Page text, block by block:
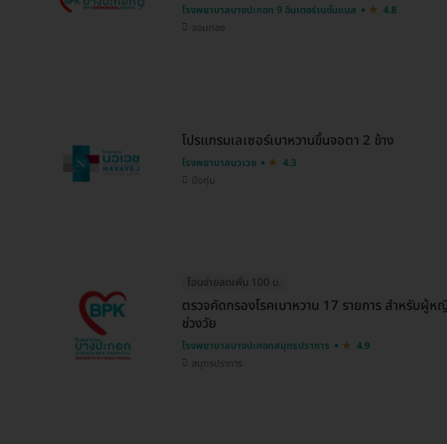
โรงพยาบาลบางปะกอก 9 อินเตอร์เนชั่นแนล
4.8
จอมทอง
โปรแกรมเลเซอร์เบาหวานขึ้นจอตา 2 ข้าง
โรงพยาบาลนวเวช
4.3
บึงกุ่ม
โอนจ่ายลดเพิ่ม 100 บ.
ตรวจคัดกรองโรคเบาหวาน 17 รายการ สำหรับผู้
ช่วงวัย
โรงพยาบาลบางปะกอกสมุทรปราการ
4.9
สมุทรปราการ